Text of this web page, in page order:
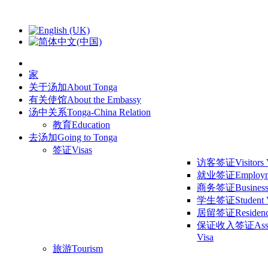
家
关于汤加About Tonga
有关使馆About the Embassy
汤中关系Tonga-China Relation
教育Education
去汤加Going to Tonga
签证Visas
访客签证Visitors
就业签证
商务签证
学生签证Student
居留签证
保证收入签证
Visa
旅游Tourism